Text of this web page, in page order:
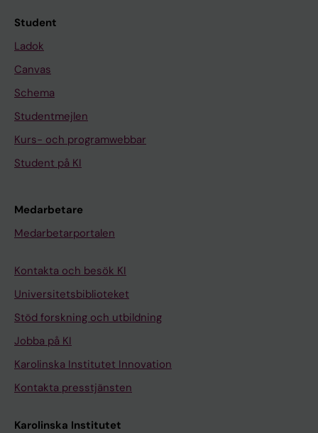
Student
Ladok
Canvas
Schema
Studentmejlen
Kurs- och programwebbar
Student på KI
Medarbetare
Medarbetarportalen
Kontakta och besök KI
Universitetsbiblioteket
Stöd forskning och utbildning
Jobba på KI
Karolinska Institutet Innovation
Kontakta presstjänsten
Karolinska Institutet